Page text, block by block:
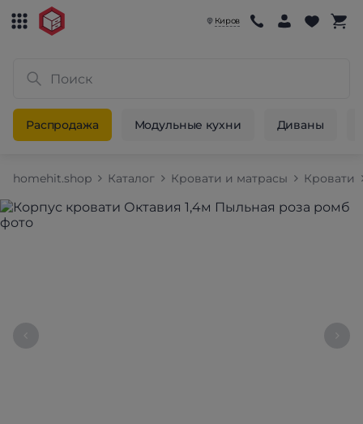
Киров
Распродажа Модульные кухни Диваны
homehit.shop Каталог Кровати и матрасы Кровати